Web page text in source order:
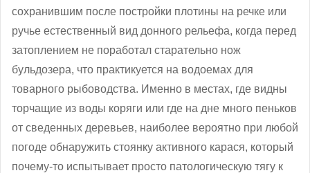
сохранившим после постройки плотины на речке или
ручье естественный вид донного рельефа, когда перед
затоплением не поработал старательно нож
бульдозера, что практикуется на водоемах для
товарного рыбоводства. Именно в местах, где видны
торчащие из воды коряги или где на дне много пеньков
от сведенных деревьев, наиболее вероятно при любой
погоде обнаружить стоянку активного карася, который
почему-то испытывает просто патологическую тягу к